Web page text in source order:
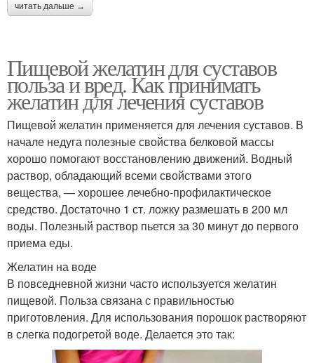
читать дальше →
Пищевой желатин для суставов
польза и вред. Как принимать
желатин для лечения суставов
Пищевой желатин применяется для лечения суставов. В
начале недуга полезные свойства белковой массы
хорошо помогают восстановлению движений. Водный
раствор, обладающий всеми свойствами этого
вещества, — хорошее лечебно-профилактическое
средство. Достаточно 1 ст. ложку размешать в 200 мл
воды. Полезный раствор пьется за 30 минут до первого
приема еды.
Желатин на воде
В повседневной жизни часто используется желатин
пищевой. Польза связана с правильностью
приготовления. Для использования порошок растворяют
в слегка подогретой воде. Делается это так: